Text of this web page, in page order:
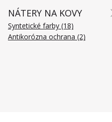
NÁTERY NA KOVY
Syntetické farby (18)
Antikorózna ochrana (2)